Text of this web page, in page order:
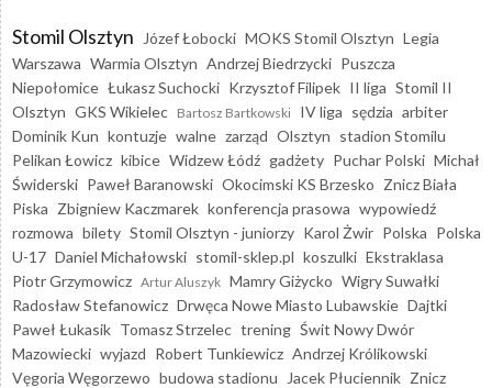
Stomil Olsztyn Józef Łobocki MOKS Stomil Olsztyn Legia
Warszawa Warmia Olsztyn Andrzej Biedrzycki Puszcza
Niepołomice Łukasz Suchocki Krzysztof Filipek II liga Stomil II
Olsztyn GKS Wikielec Bartosz Bartkowski IV liga sędzia arbiter
Dominik Kun kontuzje walne zarząd Olsztyn stadion Stomilu
Pelikan Łowicz kibice Widzew Łódź gadżety Puchar Polski Michał
Świderski Paweł Baranowski Okocimski KS Brzesko Znicz Biała
Piska Zbigniew Kaczmarek konferencja prasowa wypowiedź
rozmowa bilety Stomil Olsztyn - juniorzy Karol Żwir Polska Polska
U-17 Daniel Michałowski stomil-sklep.pl koszulki Ekstraklasa
Piotr Grzymowicz Artur Aluszyk Mamry Giżycko Wigry Suwałki
Radosław Stefanowicz Drwęca Nowe Miasto Lubawskie Dajtki
Paweł Łukasik Tomasz Strzelec trening Świt Nowy Dwór
Mazowiecki wyjazd Robert Tunkiewicz Andrzej Królikowski
Vęgoria Węgorzewo budowa stadionu Jacek Płuciennik Znicz